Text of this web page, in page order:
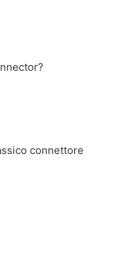
connettore